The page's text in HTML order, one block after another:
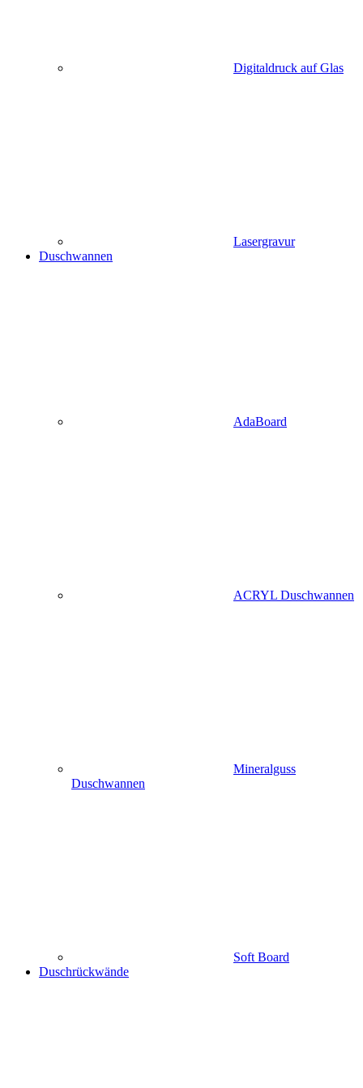
Digitaldruck auf Glas
Lasergravur
Duschwannen
AdaBoard
ACRYL Duschwannen
Mineralguss
Duschwannen
Soft Board
Duschrückwände